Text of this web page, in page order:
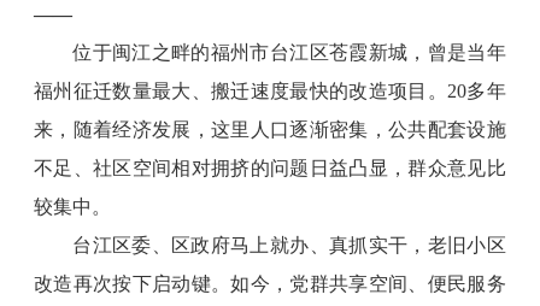
——
位于闽江之畔的福州市台江区苍霞新城，曾是当年
福州征迁数量最大、搬迁速度最快的改造项目。20多年
来，随着经济发展，这里人口逐渐密集，公共配套设施
不足、社区空间相对拥挤的问题日益凸显，群众意见比
较集中。
台江区委、区政府马上就办、真抓实干，老旧小区
改造再次按下启动键。如今，党群共享空间、便民服务